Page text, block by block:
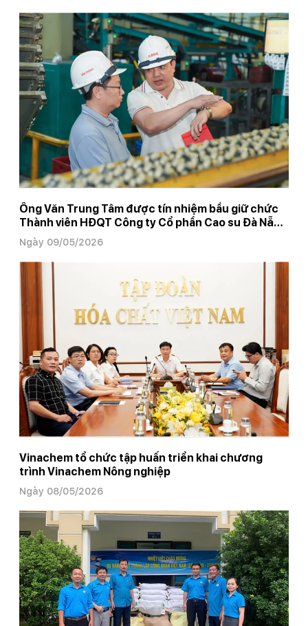
Trang chủ Các đơn vị thành viên
Các đơn vị thành viên
Ông Văn Trung Tâm được tín nhiệm bầu giữ chức
Thành viên HĐQT Công ty Cổ phần Cao su Đà Nẵng
(DRC) nhiệm kỳ 2024 – 2029
Ngày 09/05/2026
Vinachem tổ chức tập huấn triển khai chương
trình Vinachem Nông nghiệp
Ngày 08/05/2026